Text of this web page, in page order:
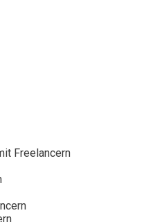
Freelancern